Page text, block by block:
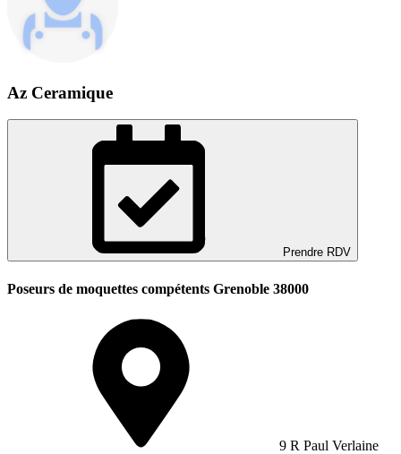
Az Ceramique
Prendre RDV
Poseurs de moquettes compétents Grenoble 38000
9 R Paul Verlaine